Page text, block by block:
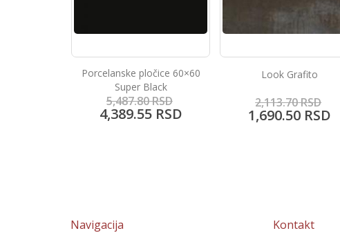
Porcelanske pločice 60×60
Super Black
5,487.80RSD
4,389.55RSD
Look Grafito
2,113.70RSD
1,690.50RSD
Navigacija Kontakt